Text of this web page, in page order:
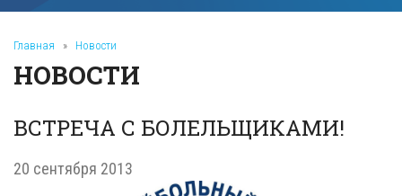
Главная » Новости
НОВОСТИ
ВСТРЕЧА С БОЛЕЛЬЩИКАМИ!
20 сентября 2013